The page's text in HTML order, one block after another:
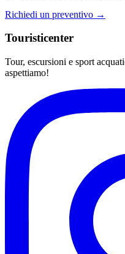
Richiedi un preventivo →
Touristicenter
Tour, escursioni e sport
aspettiamo!